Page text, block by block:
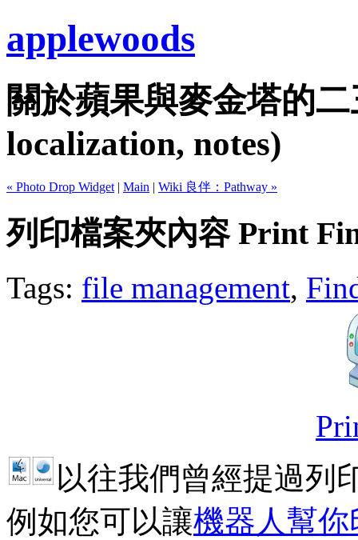
applewoods
關於蘋果與麥金塔的
localization, notes)
« Photo Drop Widget | Main | Wiki 良伴：Pathway »
列印檔案夾內容 Print
Tags: file management,
以往我們曾經提過列
例如您可以讓機器人幫